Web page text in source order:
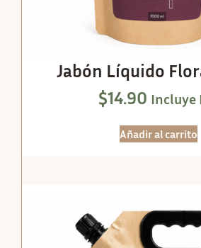
Jabón Líquido
$14.90 Incluye
Añadir al carrito